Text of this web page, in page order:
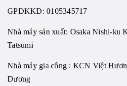
GPĐKKD: 0105345717
Nhà máy sản xuất: Osaka Nishi-ku
Tatsumi
Nhà máy gia công : KCN Việt
Dương